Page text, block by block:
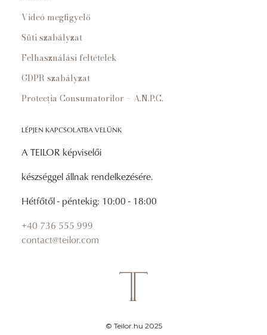
Videó megfigyelő
Süti szabályzat
Felhasználási feltételek
GDPR szabályzat
Protecția Consumatorilor – A.N.P.C.
LÉPJEN KAPCSOLATBA VELÜNK
A TEILOR képviselői
készséggel állnak rendelkezésére.
Hétfőtől - péntekig: 10:00 - 18:00
+40 736 555 999
contact@teilor.com
© Teilor.hu 2025